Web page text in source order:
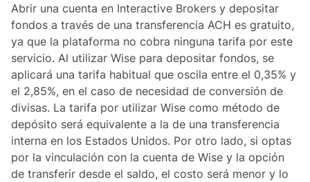
Abrir una cuenta en Interactive Brokers y depositar
fondos a través de una transferencia ACH es gratuito,
ya que la plataforma no cobra ninguna tarifa por este
servicio. Al utilizar Wise para depositar fondos, se
aplicará una tarifa habitual que oscila entre el 0,35% y
el 2,85%, en el caso de necesidad de conversión de
divisas. La tarifa por utilizar Wise como método de
depósito será equivalente a la de una transferencia
interna en los Estados Unidos. Por otro lado, si optas
por la vinculación con la cuenta de Wise y la opción
de transferir desde el saldo, el costo será menor y lo